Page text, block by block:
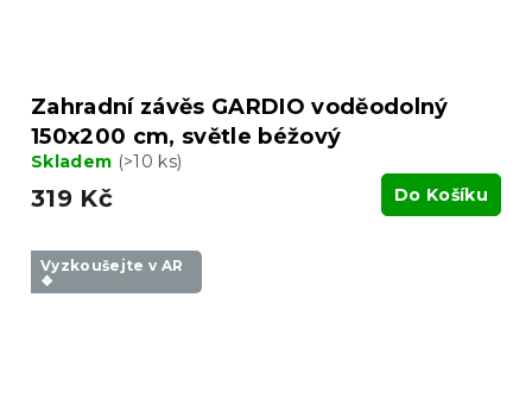
Zahradní závěs GARDIO voděodolný
150x200 cm, světle béžový
Skladem (>10 ks)
319 Kč Do Košíku
Vyzkoušejte v AR
❖